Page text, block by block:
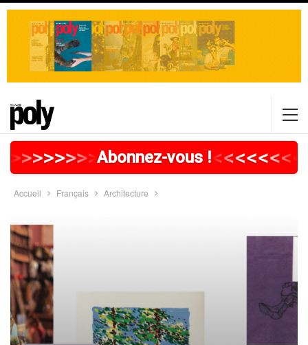
>>>>>>>>>>>>>>>>>
Abonnez-vous !<<<<<<<<
Accueil Français Architecture